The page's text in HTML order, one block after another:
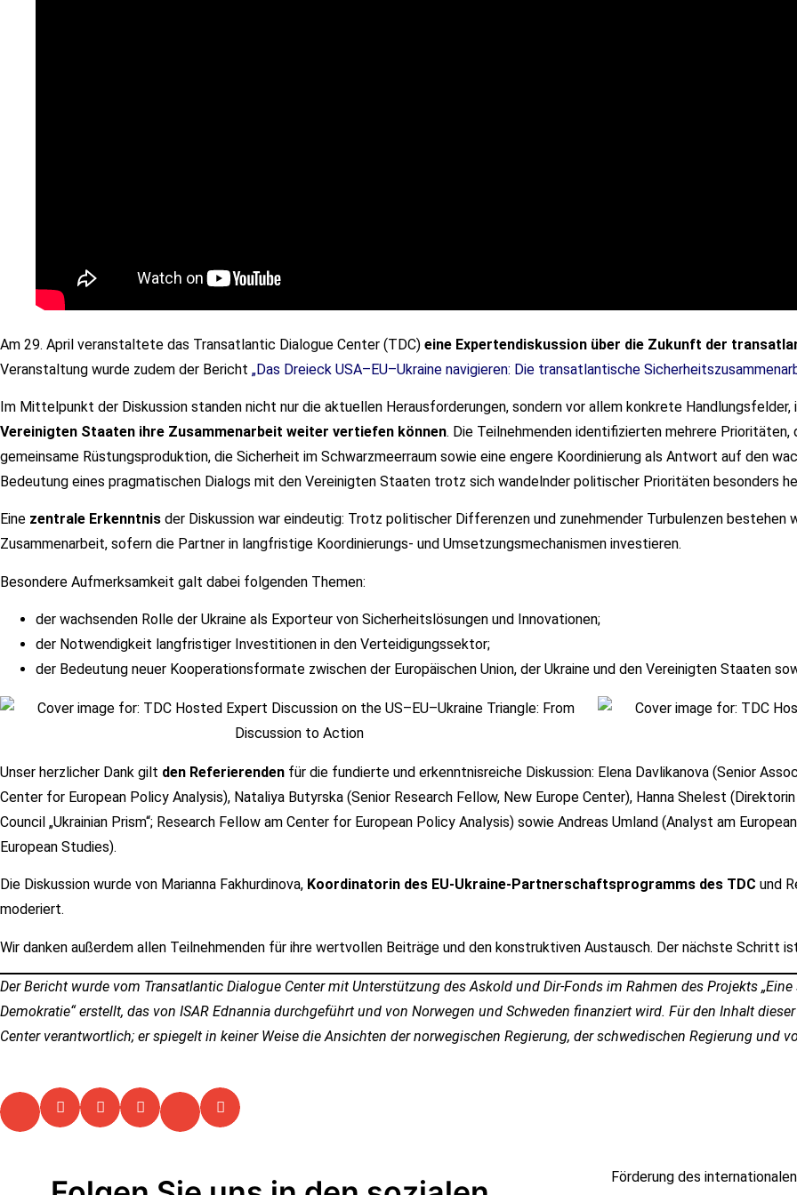
Am 29. April veranstaltete das Transatlantic Dialogue Center (TDC) eine Expertendiskussion über die Zukunft der
Veranstaltung wurde zudem der Bericht „Das Dreieck USA–EU–Ukraine navigieren: Die transatlantische
Im Mittelpunkt der Diskussion standen nicht nur die aktuellen Herausforderungen, sondern vor allem konkrete Handlungsfelder,
Vereinigten Staaten ihre Zusammenarbeit weiter vertiefen können. Die Teilnehmenden identifizierten mehrere
gemeinsame Rüstungsproduktion, die Sicherheit im Schwarzmeerraum sowie eine engere Koordinierung als Antwort auf den
Bedeutung eines pragmatischen Dialogs mit den Vereinigten Staaten trotz sich wandelnder politischer Prioritäten besonders
Eine zentrale Erkenntnis der Diskussion war eindeutig: Trotz politischer Differenzen und zunehmender Turbulenzen
Zusammenarbeit, sofern die Partner in langfristige Koordinierungs- und Umsetzungsmechanismen investieren.
Besondere Aufmerksamkeit galt dabei folgenden Themen:
der wachsenden Rolle der Ukraine als Exporteur von Sicherheitslösungen und Innovationen;
der Notwendigkeit langfristiger Investitionen in den Verteidigungssektor;
der Bedeutung neuer Kooperationsformate zwischen der Europäischen Union, der Ukraine und den Vereinigten Staaten
Unser herzlicher Dank gilt den Referierenden für die fundierte und erkenntnisreiche Diskussion: Elena Davlikanova (Senior
Center for European Policy Analysis), Nataliya Butyrska (Senior Research Fellow, New Europe Center), Hanna Shelest
Council „Ukrainian Prism“; Research Fellow am Center for European Policy Analysis) sowie Andreas Umland (Analyst am
European Studies).
Die Diskussion wurde von Marianna Fakhurdinova, Koordinatorin des EU-Ukraine-Partnerschaftsprogramms des TDC und
moderiert.
Wir danken außerdem allen Teilnehmenden für ihre wertvollen Beiträge und den konstruktiven Austausch. Der nächste Schritt
Der Bericht wurde vom Transatlantic Dialogue Center mit Unterstützung des Askold und Dir-Fonds im Rahmen des Projekts
Demokratie“ erstellt, das von ISAR Ednannia durchgeführt und von Norwegen und Schweden finanziert wird. Für den Inhalt
Center verantwortlich; er spiegelt in keiner Weise die Ansichten der norwegischen Regierung, der schwedischen Regierung und
Förderung des